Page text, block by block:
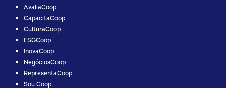
AvaliaCoop
CapacitaCoop
CulturaCoop
ESGCoop
InovaCoop
NegóciosCoop
RepresentaCoop
Sou Coop